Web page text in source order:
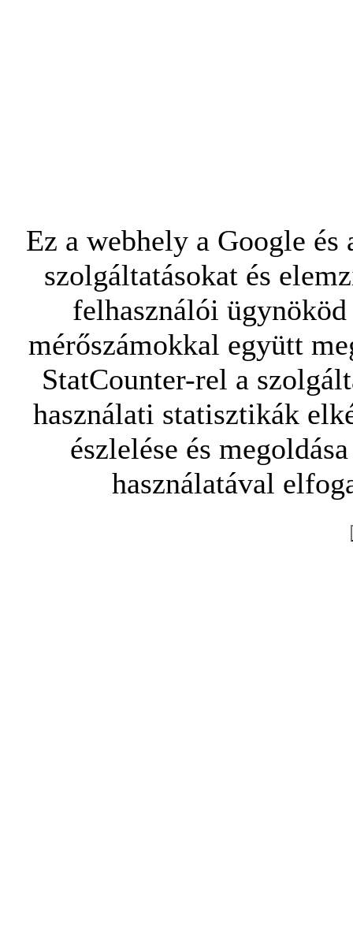
Ez a webhely a Google
szolgáltatásokat és
felhasználói
mérőszámokkal együtt
StatCounter-rel a
használati statisztikák
észlelése és
használatával